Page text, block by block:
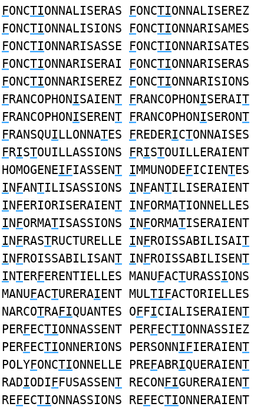
FONCTIONNALISERAS FONCTIONNALISEREZ
FONCTIONNALISIONS FONCTIONNARISAMES
FONCTIONNARISASSE FONCTIONNARISATES
FONCTIONNARISERAI FONCTIONNARISERAS
FONCTIONNARISEREZ FONCTIONNARISIONS
FRANCOPHONISAIENT FRANCOPHONISERAIT
FRANCOPHONISERENT FRANCOPHONISERONT
FRANSQUILLONNATES FREDERICTONNAISES
FRISTOUILLASSIONS FRISTOUILLERAIENT
HOMOGENEIFIASSENT IMMUNODEFICIENTES
INFANTILISASSIONS INFANTILISERAIENT
INFERIORISERAIENT INFORMATIONNELLES
INFORMATISASSIONS INFORMATISERAIENT
INFRASTRUCTURELLE INFROISSABILISAIT
INFROISSABILISANT INFROISSABILISENT
INTERFERENTIELLES MANUFACTURASSIONS
MANUFACTURERAIENT MULTIFACTORIELLES
NARCOTRAFIQUANTES OFFICIALISERAIENT
PERFECTIONNASSENT PERFECTIONNASSIEZ
PERFECTIONNERIONS PERSONNIFIERAIENT
POLYFONCTIONNELLE PREFABRIQUERAIENT
RADIODIFFUSASSENT RECONFIGURERAIENT
REFECTIONNASSIONS REFECTIONNERAIENT